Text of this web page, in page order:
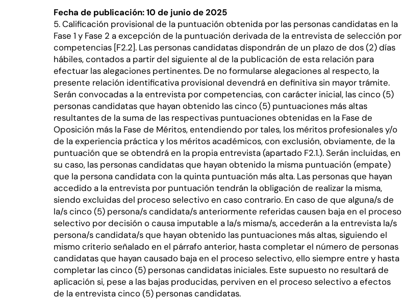
Fecha de publicación: 10 de junio de 2025
5. Calificación provisional de la puntuación obtenida por las personas candidatas en la
Fase 1 y Fase 2 a excepción de la puntuación derivada de la entrevista de selección por
competencias [F2.2]. Las personas candidatas dispondrán de un plazo de dos (2) días
hábiles, contados a partir del siguiente al de la publicación de esta relación para
efectuar las alegaciones pertinentes. De no formularse alegaciones al respecto, la
presente relación identificativa provisional devendrá en definitiva sin mayor trámite.
Serán convocadas a la entrevista por competencias, con carácter inicial, las cinco (5)
personas candidatas que hayan obtenido las cinco (5) puntuaciones más altas
resultantes de la suma de las respectivas puntuaciones obtenidas en la Fase de
Oposición más la Fase de Méritos, entendiendo por tales, los méritos profesionales y/o
de la experiencia práctica y los méritos académicos, con exclusión, obviamente, de la
puntuación que se obtendrá en la propia entrevista (apartado F2.1.). Serán incluidas, en
su caso, las personas candidatas que hayan obtenido la misma puntuación (empate)
que la persona candidata con la quinta puntuación más alta. Las personas que hayan
accedido a la entrevista por puntuación tendrán la obligación de realizar la misma,
siendo excluidas del proceso selectivo en caso contrario. En caso de que alguna/s de
la/s cinco (5) persona/s candidata/s anteriormente referidas causen baja en el proceso
selectivo por decisión o causa imputable a la/s misma/s, accederán a la entrevista la/s
persona/s candidata/s que hayan obtenido las puntuaciones más altas, siguiendo el
mismo criterio señalado en el párrafo anterior, hasta completar el número de personas
candidatas que hayan causado baja en el proceso selectivo, ello siempre entre y hasta
completar las cinco (5) personas candidatas iniciales. Este supuesto no resultará de
aplicación si, pese a las bajas producidas, perviven en el proceso selectivo a efectos
de la entrevista cinco (5) personas candidatas.